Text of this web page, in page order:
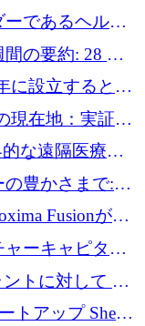
万ユーロの
であるヘルシ
18億ドルのシリ
の要約: 28 億
ノロジー資金調
に設立すると米
現在地：実証と
な遠隔医療プ
に 100 万ユー
豊かさまで:
パの AI の未来
Fusionが4
EuropeはVCの
ーキャピタル
トに対して EU
援を獲得
トアップ Sherpa